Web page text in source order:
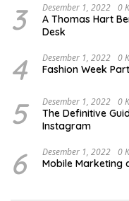
3 Desember 1, 2022 0
A Thomas Hart
Desk
4 Desember 1, 2022 0
Fashion Week
5 Desember 1, 2022 0
The Definitive
Instagram
6 Desember 1, 2022 0
Mobile Marketing